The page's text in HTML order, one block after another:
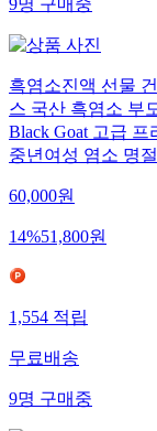
9명구매중
흑염소진액 선물
스 국산 흑염소 부
Black Goat 고급
중년여성 염소 명
60,000원
14%51,800원
1,554적립
무료배송
9명구매중